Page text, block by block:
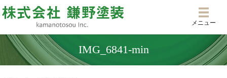
メニ
メニュー
IMG_6841-min